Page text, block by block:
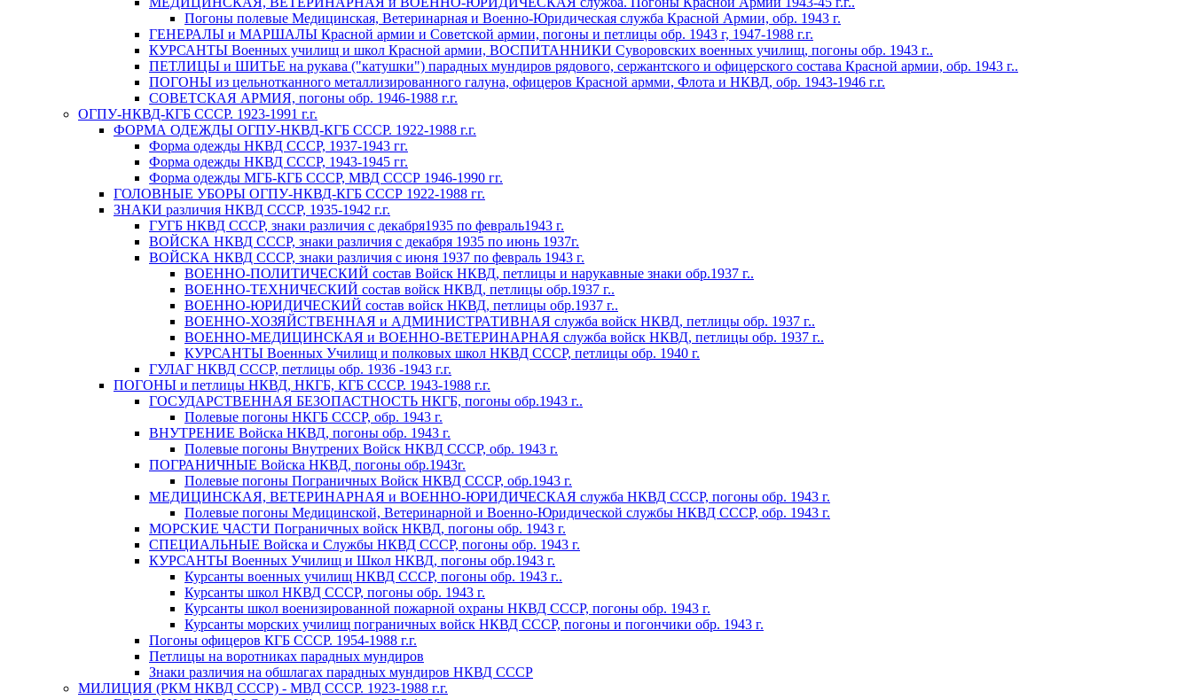
Погоны полевые Медицинская, Ветеринарная и Военно-Юридическая служба Красной Армии, обр. 1943 г.
ГЕНЕРАЛЫ и МАРШАЛЫ Красной армии и Советской армии, погоны и петлицы обр. 1943 г, 1947-1988 г.г.
КУРСАНТЫ Военных училищ и школ Красной армии, ВОСПИТАННИКИ Суворовских военных училищ, погоны обр. 1943 г..
ПЕТЛИЦЫ и ШИТЬЕ на рукава ("катушки") парадных мундиров рядового, сержантского и офицерского состава Красной армии, обр. 1943 г..
ПОГОНЫ из цельнотканного металлизированного галуна, офицеров Красной армми, Флота и НКВД, обр. 1943-1946 г.г.
СОВЕТСКАЯ АРМИЯ, погоны обр. 1946-1988 г.г.
ОГПУ-НКВД-КГБ СССР. 1923-1991 г.г.
ФОРМА ОДЕЖДЫ ОГПУ-НКВД-КГБ СССР. 1922-1988 г.г.
Форма одежды НКВД СССР, 1937-1943 гг.
Форма одежды НКВД СССР, 1943-1945 гг.
Форма одежды МГБ-КГБ СССР, МВД СССР 1946-1990 гг.
ГОЛОВНЫЕ УБОРЫ ОГПУ-НКВД-КГБ СССР 1922-1988 гг.
ЗНАКИ различия НКВД СССР, 1935-1942 г.г.
ГУГБ НКВД СССР, знаки различия с декабря1935 по февраль1943 г.
ВОЙСКА НКВД СССР, знаки различия с декабря 1935 по июнь 1937г.
ВОЙСКА НКВД СССР, знаки различия с июня 1937 по февраль 1943 г.
ВОЕННО-ПОЛИТИЧЕСКИЙ состав Войск НКВД, петлицы и нарукавные знаки обр.1937 г..
ВОЕННО-ТЕХНИЧЕСКИЙ состав войск НКВД, петлицы обр.1937 г..
ВОЕННО-ЮРИДИЧЕСКИЙ состав войск НКВД, петлицы обр.1937 г..
ВОЕННО-ХОЗЯЙСТВЕННАЯ и АДМИНИСТРАТИВНАЯ служба войск НКВД, петлицы обр. 1937 г..
ВОЕННО-МЕДИЦИНСКАЯ и ВОЕННО-ВЕТЕРИНАРНАЯ служба войск НКВД, петлицы обр. 1937 г..
КУРСАНТЫ Военных Училищ и полковых школ НКВД СССР, петлицы обр. 1940 г.
ГУЛАГ НКВД СССР, петлицы обр. 1936 -1943 г.г.
ПОГОНЫ и петлицы НКВД, НКГБ, КГБ СССР. 1943-1988 г.г.
ГОСУДАРСТВЕННАЯ БЕЗОПАСТНОСТЬ НКГБ, погоны обр.1943 г..
Полевые погоны НКГБ СССР, обр. 1943 г.
ВНУТРЕНИЕ Войска НКВД, погоны обр. 1943 г.
Полевые погоны Внутрених Войск НКВД СССР, обр. 1943 г.
ПОГРАНИЧНЫЕ Войска НКВД, погоны обр.1943г.
Полевые погоны Пограничных Войск НКВД СССР, обр.1943 г.
МЕДИЦИНСКАЯ, ВЕТЕРИНАРНАЯ и ВОЕННО-ЮРИДИЧЕСКАЯ служба НКВД СССР, погоны обр. 1943 г.
Полевые погоны Медицинской, Ветеринарной и Военно-Юридической службы НКВД СССР, обр. 1943 г.
МОРСКИЕ ЧАСТИ Пограничных войск НКВД, погоны обр. 1943 г.
СПЕЦИАЛЬНЫЕ Войска и Службы НКВД СССР, погоны обр. 1943 г.
КУРСАНТЫ Военных Училищ и Школ НКВД, погоны обр.1943 г.
Курсанты военных училищ НКВД СССР, погоны обр. 1943 г..
Курсанты школ НКВД СССР, погоны обр. 1943 г.
Курсанты школ военизированной пожарной охраны НКВД СССР, погоны обр. 1943 г.
Курсанты морских училищ пограничных войск НКВД CCCP, погоны и погончики обр. 1943 г.
Погоны офицеров КГБ СССР. 1954-1988 г.г.
Петлицы на воротниках парадных мундиров
Знаки различия на обшлагах парадных мундиров НКВД СССР
МИЛИЦИЯ (РКМ НКВД СССР) - МВД СССР. 1923-1988 г.г.